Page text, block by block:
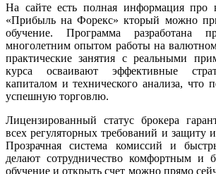
На сайте есть полная информация про
«Прибыль на Форекс» кторый можно
обучение. Программа разработана
многолетним опытом работы на
практические занятия с реальными
курса осваивают эффективные
капиталом и технического анализа, что
успешную торговлю.
Лицензированный статус брокера
всех регуляторных требований и защиту
Прозрачная система комиссий и
делают сотрудничество комфортным и
обучение и открыть счет можно прямо